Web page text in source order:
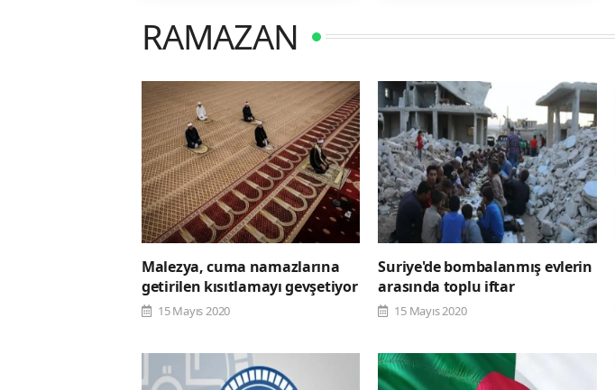
RAMAZAN
Malezya, cuma namazlarına
getirilen kısıtlamayı gevşetiyor
15 Mayıs 2020
Suriye'de bombalanmış evlerin
arasında toplu iftar
15 Mayıs 2020